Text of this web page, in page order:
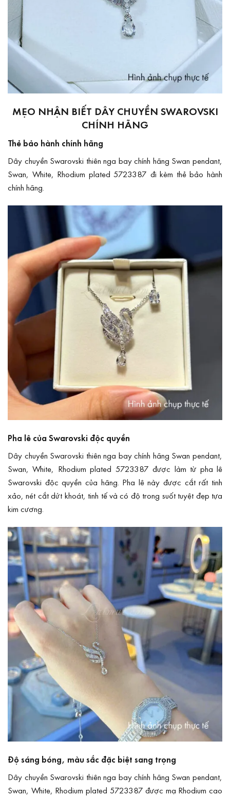
MẸO NHẬN BIẾT DÂY CHUYỀN SWAROVSKI
CHÍNH HÃNG
Thẻ bảo hành chính hãng
Dây chuyền Swarovski thiên nga bay chính hãng Swan pendant,
Swan, White, Rhodium plated 5723387 đi kèm thẻ bảo hành
chính hãng.
Pha lê của Swarovski độc quyền
Dây chuyền Swarovski thiên nga bay chính hãng Swan pendant,
Swan, White, Rhodium plated 5723387 được làm từ pha lê
Swarovski độc quyền của hãng. Pha lê này được cắt rất tinh
xảo, nét cắt dứt khoát, tinh tế và có độ trong suốt tuyệt đẹp tựa
kim cương.
Độ sáng bóng, màu sắc đặc biệt sang trọng
Dây chuyền Swarovski thiên nga bay chính hãng Swan pendant,
Swan, White, Rhodium plated 5723387 được mạ Rhodium cao